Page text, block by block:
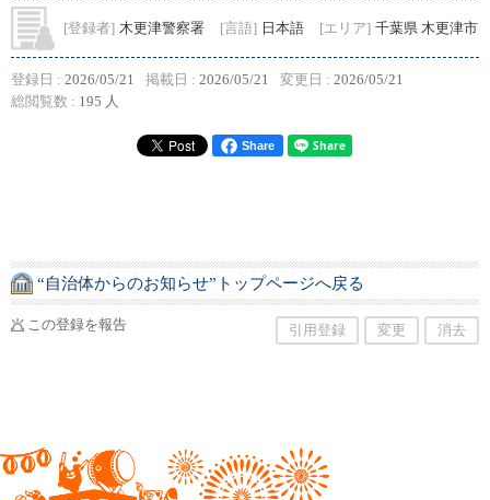
[登録者] 木更津警察署 [言語] 日本語 [エリア] 千葉県 木更津市
登録日 : 2026/05/21 掲載日 : 2026/05/21 変更日 : 2026/05/21
総閲覧数 : 195 人
Share
“自治体からのお知らせ”トップページへ戻る
この登録を報告 引用登録 変更 消去